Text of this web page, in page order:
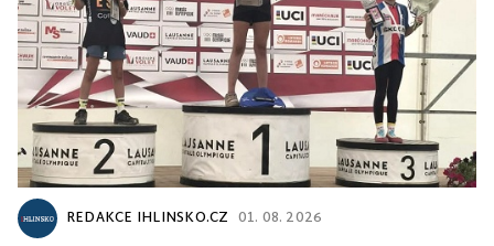
REDAKCE IHLINSKO.CZ 01. 08. 2026